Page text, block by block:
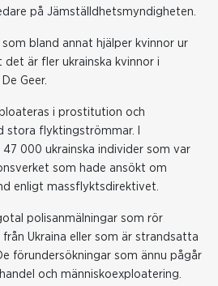
på Jämställdhetsmyndigheten.
bland annat hjälper kvinnor ur
är fler ukrainska kvinnor i
Geer.
i prostitution och
stora flyktingströmmar. I
000 ukrainska individer som var
som hade ansökt om
enligt massflyktsdirektivet.
polisanmälningar som rör
Ukraina eller som är strandsatta
förundersökningar som ännu pågår
och människoexploatering.